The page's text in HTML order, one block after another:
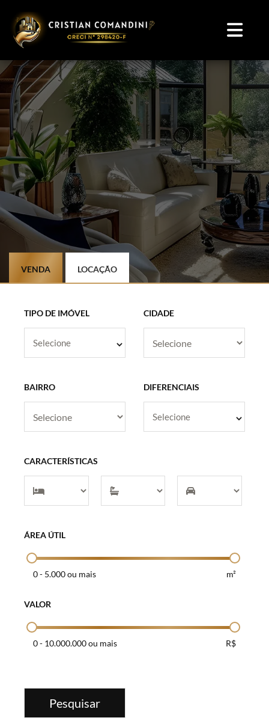
VENDA LOCAÇÃO
TIPO DE IMÓVEL
Selecione
CIDADE
BAIRRO DIFERENCIAIS
Selecione
CARACTERÍSTICAS
ÁREA ÚTIL
0- 5.000 ou mais m²
VALOR
0- 10.000.000 ou mais R$
Pesquisar